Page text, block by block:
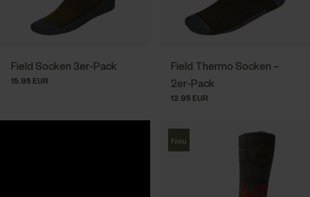
Field Socken 3er-Pack
15.95 EUR
Field Thermo Socken –
2er-Pack
12.95 EUR
Neu